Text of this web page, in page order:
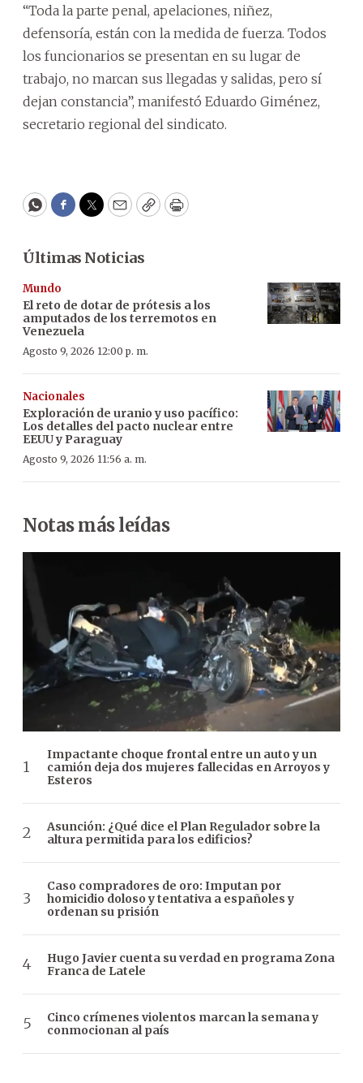
“Toda la parte penal, apelaciones, niñez,
defensoría, están con la medida de fuerza. Todos
los funcionarios se presentan en su lugar de
trabajo, no marcan sus llegadas y salidas, pero sí
dejan constancia”, manifestó Eduardo Giménez,
secretario regional del sindicato.
WhatsApp
Facebook
Twitter
EmailCopyPrint
Últimas Noticias
Mundo
El reto de dotar de prótesis a los
amputados de los terremotos en
Venezuela
Agosto 9, 2026 12:00 p. m.
Nacionales
Exploración de uranio y uso pacífico:
Los detalles del pacto nuclear entre
EEUU y Paraguay
Agosto 9, 2026 11:56 a. m.
Notas más leídas
Impactante choque frontal entre un auto y un
camión deja dos mujeres fallecidas en Arroyos y
Esteros
Asunción: ¿Qué dice el Plan Regulador sobre la
altura permitida para los edificios?
Caso compradores de oro: Imputan por
homicidio doloso y tentativa a españoles y
ordenan su prisión
Hugo Javier cuenta su verdad en programa Zona
Franca de Latele
Cinco crímenes violentos marcan la semana y
conmocionan al país